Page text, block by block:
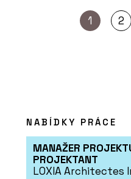
1 2
NABÍDKY PRÁCE
MANAŽER
PROJEKTANT
LOXIA Architectes